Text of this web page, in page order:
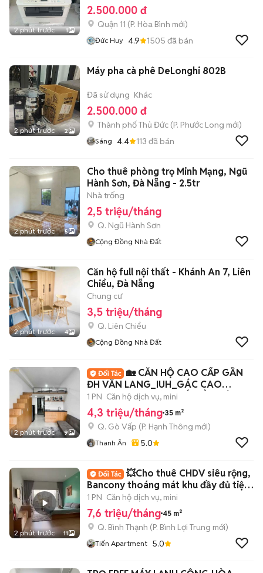
2 phút trước 1
2.500.000 đ
Quận 11 (P. Hòa Bình mới)
Đức Huy 4.9 1505 đã bán
2 phút trước 2
Máy pha cà phê DeLonghi 802B
Đã sử dụng Khác
2.500.000 đ
Thành phố Thủ Đức (P. Phước Long mới)
Sáng 4.4 113 đã bán
2 phút trước 5
Cho thuê phòng trọ Minh Mạng, Ngũ
Hành Sơn, Đà Nẵng - 2.5tr
Nhà trống
2,5 triệu/tháng
Q. Ngũ Hành Sơn
Cộng Đồng Nhà Đất
2 phút trước 4
Căn hộ full nội thất - Khánh An 7, Liên
Chiểu, Đà Nẵng
Chung cư
3,5 triệu/tháng
Q. Liên Chiểu
Cộng Đồng Nhà Đất
2 phút trước 9
🏡 CĂN HỘ CAO CẤP GẦN
ĐH VĂN LANG_IUH_GÁC CAO
2M_BANCOL_NỘI THẤT ĐẦY ĐỦ
1 PN Căn hộ dịch vụ, mini
4,3 triệu/tháng 35 m²
Q. Gò Vấp (P. Hạnh Thông mới)
Thanh Ân 5.0
2 phút trước 11
💥Cho thuê CHDV siêu rộng,
Bancony thoáng mát khu đầy đủ tiện
nghi
1 PN Căn hộ dịch vụ, mini
7,6 triệu/tháng 45 m²
Q. Bình Thạnh (P. Bình Lợi Trung mới)
Tiến Apartment 5.0